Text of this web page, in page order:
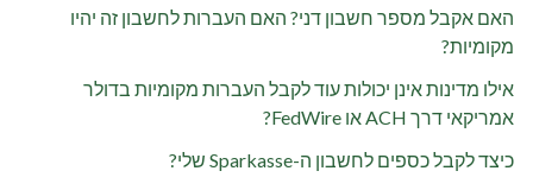
האם אקבל מספר חשבון דני? האם העברות לחשבון זה יהיו
מקומיות?
אילו מדינות אינן יכולות עוד לקבל העברות מקומיות בדולר
אמריקאי דרך ACH או FedWire?
כיצד לקבל כספים לחשבון ה-Sparkasse שלי?